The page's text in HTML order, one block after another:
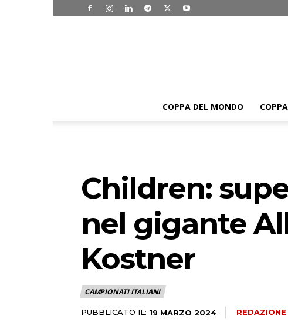
COPPA DEL MONDO
Children:
nel gigante
Kostner
CAMPIONATI ITALIANI
PUBBLICATO IL: 19 MARZO 2024 REDAZIONE